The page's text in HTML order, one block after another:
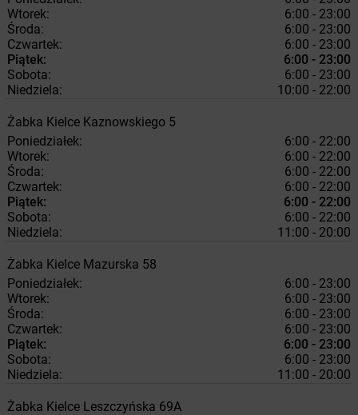
Wtorek:
6:00 - 23:00
Środa:
6:00 - 23:00
Czwartek:
6:00 - 23:00
Piątek:
6:00 - 23:00
Sobota:
6:00 - 23:00
Niedziela:
10:00 - 22:00
Żabka Kielce Kaznowskiego 5
Poniedziałek:
6:00 - 22:00
Wtorek:
6:00 - 22:00
Środa:
6:00 - 22:00
Czwartek:
6:00 - 22:00
Piątek:
6:00 - 22:00
Sobota:
6:00 - 22:00
Niedziela:
11:00 - 20:00
Żabka Kielce Mazurska 58
Poniedziałek:
6:00 - 23:00
Wtorek:
6:00 - 23:00
Środa:
6:00 - 23:00
Czwartek:
6:00 - 23:00
Piątek:
6:00 - 23:00
Sobota:
6:00 - 23:00
Niedziela:
11:00 - 20:00
Żabka Kielce Leszczyńska 69A